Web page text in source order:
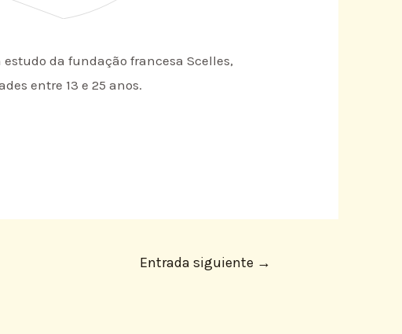
da fundação francesa Scelles,
entre 13 e 25 anos.
Entrada siguiente →